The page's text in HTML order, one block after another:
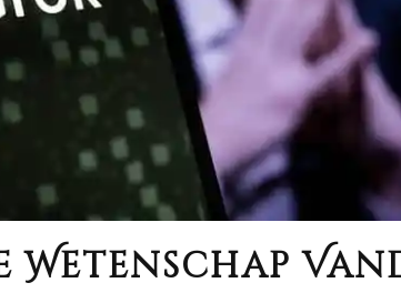
Wetenschap